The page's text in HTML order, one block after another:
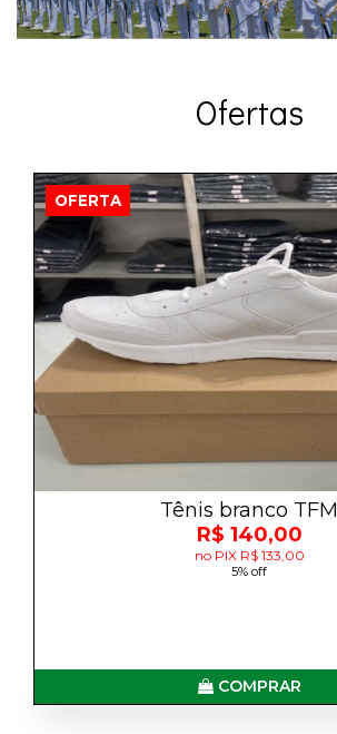
Ofertas
OFERTA
Tênis branco TFM
R$ 140,00
no PIX R$ 133,00
5% off
COMPRAR